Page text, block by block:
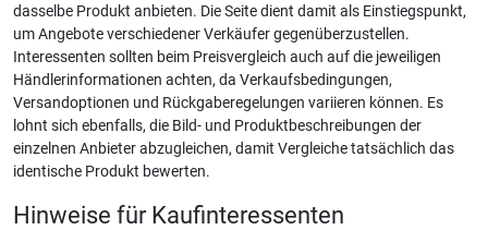
dasselbe Produkt anbieten. Die Seite dient damit als Einstiegspunkt,
um Angebote verschiedener Verkäufer gegenüberzustellen.
Interessenten sollten beim Preisvergleich auch auf die jeweiligen
Händlerinformationen achten, da Verkaufsbedingungen,
Versandoptionen und Rückgaberegelungen variieren können. Es
lohnt sich ebenfalls, die Bild- und Produktbeschreibungen der
einzelnen Anbieter abzugleichen, damit Vergleiche tatsächlich das
identische Produkt bewerten.
Hinweise für Kaufinteressenten